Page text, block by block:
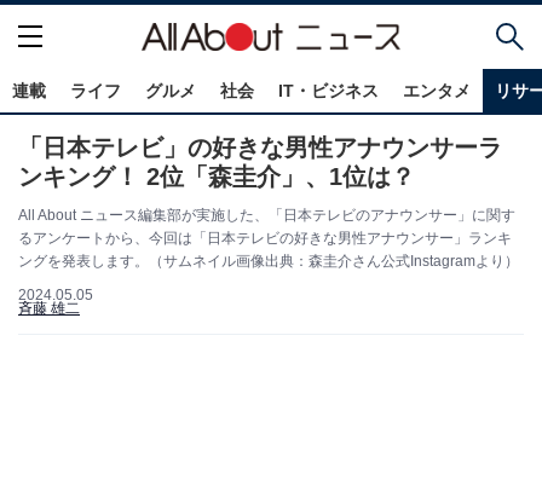
連載 ライフ グルメ 社会 IT・ビジネス エンタメ リサ
「日本テレビ」の好きな男性アナウンサーラ
ンキング！ 2位「森圭介」、1位は？
All About ニュース編集部が実施した、「日本テレビのアナウンサー」に関す
るアンケートから、今回は「日本テレビの好きな男性アナウンサー」ランキ
ングを発表します。（サムネイル画像出典：森圭介さん公式Instagramより）
2024.05.05
斉藤 雄二